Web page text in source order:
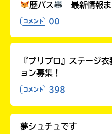
歴バス 最新情報ま
コメント 00
『プリプロ』ステージ
ョン募集！
コメント 398
夢シュチュです